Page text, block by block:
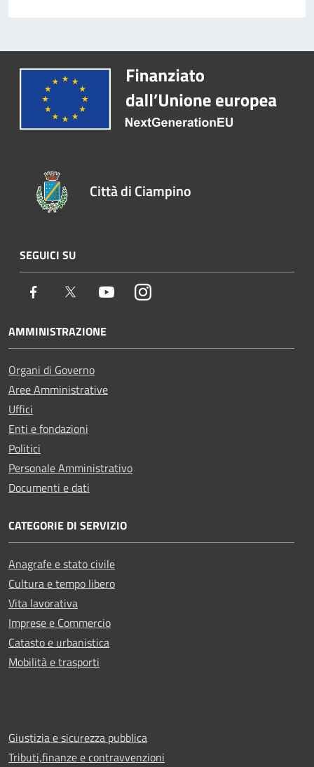
Città di Ciampino
SEGUICI SU
Facebook Twitter YoutubeInstagram
AMMINISTRAZIONE
Organi di Governo
Aree Amministrative
Uffici
Enti e fondazioni
Politici
Personale Amministrativo
Documenti e dati
CATEGORIE DI SERVIZIO
Anagrafe e stato civile
Cultura e tempo libero
Vita lavorativa
Imprese e Commercio
Catasto e urbanistica
Mobilità e trasporti
Giustizia e sicurezza pubblica
Tributi,finanze e contravvenzioni